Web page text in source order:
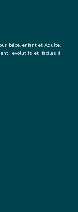
bébé, enfant et Adulte.
évolutifs et faciles à